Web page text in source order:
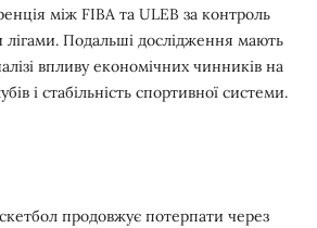
між FIBA та ULEB за контроль
Подальші дослідження мають
впливу економічних чинників на
і стабільність спортивної системи.
продовжує потерпати через